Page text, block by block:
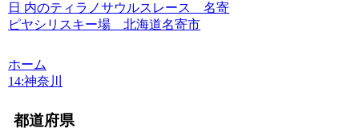
日 内のティラノサウルスレース 名寄
ピヤシリスキー場 北海道名寄市
ホーム
14:神奈川
都道府県